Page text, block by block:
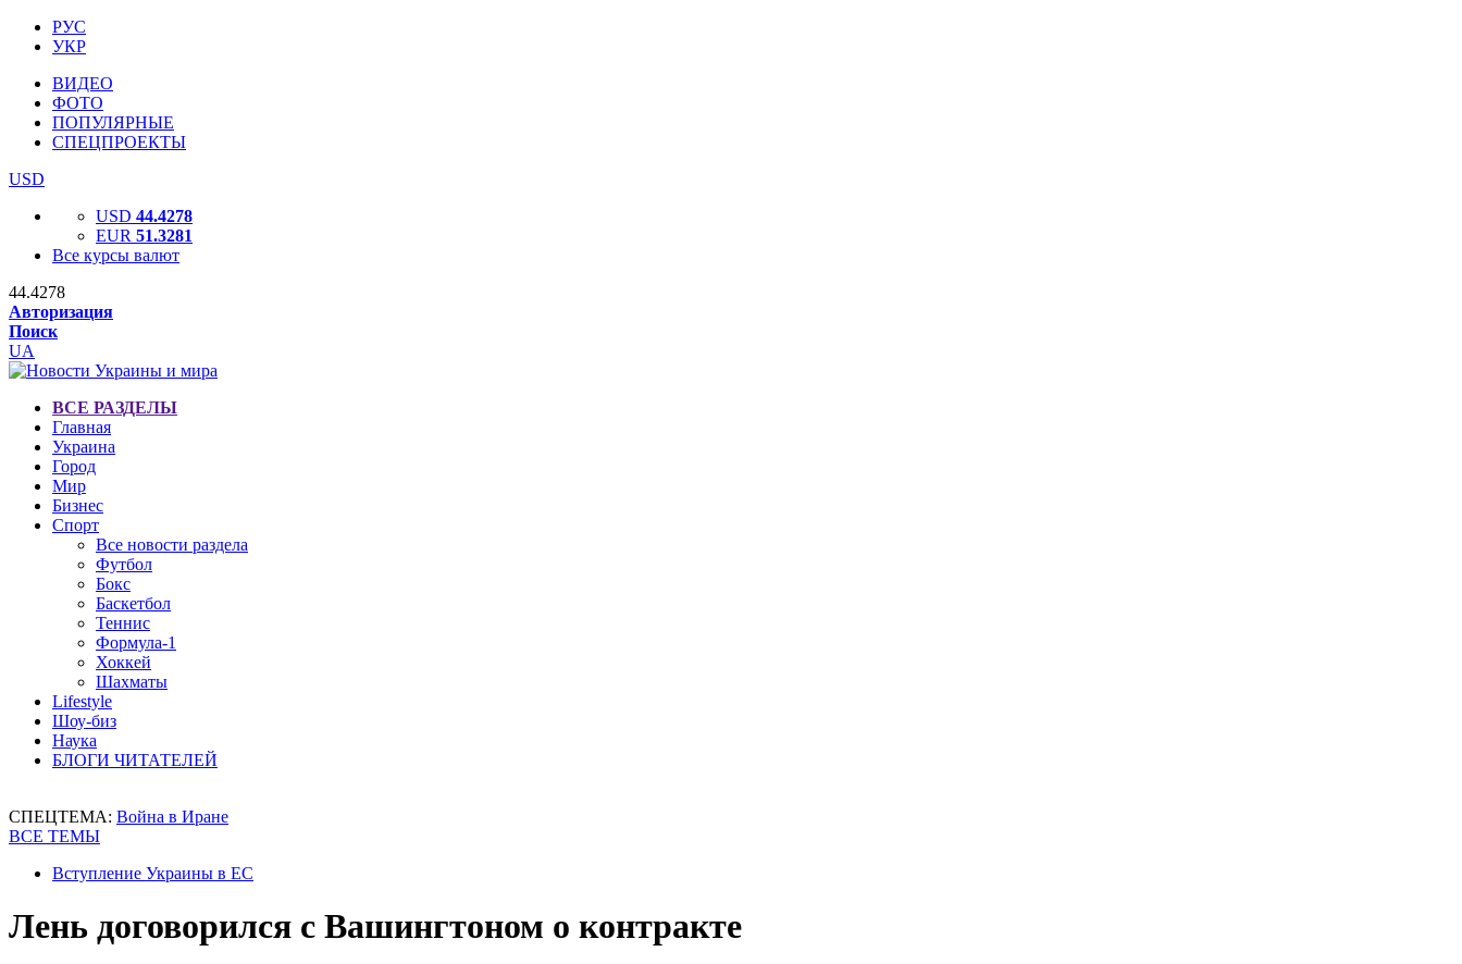
РУС
УКР
ВИДЕО
ФОТО
ПОПУЛЯРНЫЕ
СПЕЦПРОЕКТЫ
USD
USD 44.4278
EUR 51.3281
Все курсы валют
44.4278
Авторизация
Поиск
UA
ВСЕ РАЗДЕЛЫ
Главная
Украина
Город
Мир
Бизнес
Спорт
Все новости раздела
Футбол
Бокс
Баскетбол
Теннис
Формула-1
Хоккей
Шахматы
Lifestyle
Шоу-биз
Наука
БЛОГИ ЧИТАТЕЛЕЙ
СПЕЦТЕМА: Война в Иране
ВСЕ ТЕМЫ
Вступление Украины в ЕС
Лень договорился с Вашингтоном о контракте